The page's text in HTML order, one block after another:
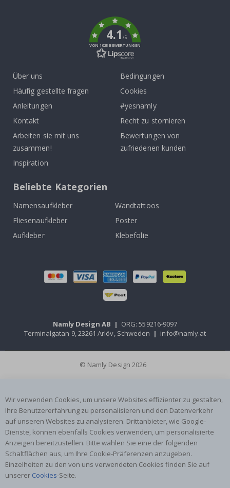
4.1/5
VON 1025 BEWERTUNGEN
Über uns
Häufig gestellte fragen
Anleitungen
Kontakt
Arbeiten sie mit uns
zusammen!
Inspiration
Bedingungen
Cookies
#yesnamly
Recht zu stornieren
Bewertungen von
zufriedenen kunden
Beliebte Kategorien
Namensaufkleber
Wandtattoos
Fliesenaufkleber
Poster
Aufkleber
Klebefolie
Namly Design AB | ORG: 559216-9097
Terminalgatan 9, 23261 Arlöv, Schweden | info@namly.at
© Namly Design 2026
Wir verwenden Cookies, um unsere Websites effizienter zu gestalten,
Ihre Benutzererfahrung zu personalisieren und den Datenverkehr
auf unseren Websites zu analysieren. Drittanbieter, wie Google-
Dienste, können ebenfalls Cookies verwenden, um personalisierte
Anzeigen bereitzustellen. Bitte wählen Sie eine der folgenden
Schaltflächen aus, um Ihre Cookie-Präferenzen anzugeben.
Einzelheiten zu den von uns verwendeten Cookies finden Sie auf
unserer Cookies-Seite.